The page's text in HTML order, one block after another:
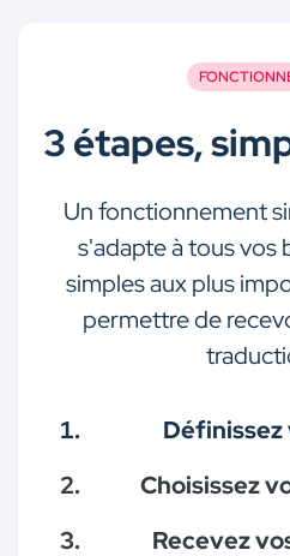
3 étapes,
Un fonctionnement
s'adapte à tous vos
simples aux plus
permettre de
Définissez
Choisissez
Recevez